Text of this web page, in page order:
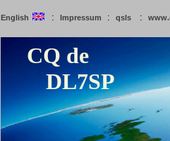
English : Impressum : qsls :
CQ de
DL7SP